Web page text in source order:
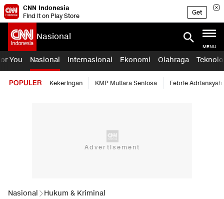
CNN Indonesia
Find it on Play Store
Get
Nasional
MENU
You Nasional Internasional Ekonomi Olahraga
POPULER Kekeringan KMP Mutiara Sentosa Febrie Adriansyah
Nasional Hukum & Kriminal